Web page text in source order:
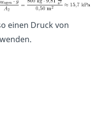
einen Druck von